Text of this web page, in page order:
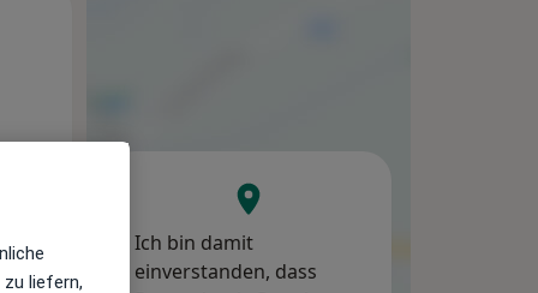
Ich bin damit
einverstanden, dass
liefern,